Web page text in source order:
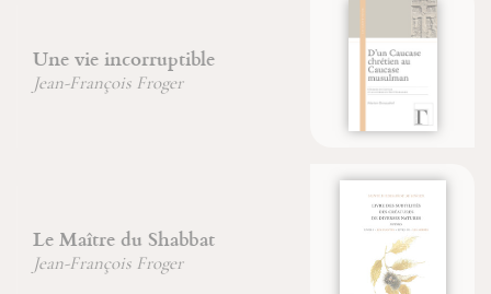
D'un Caucase chrétien au
Caucase musulman
Hildegarde de Bingen
Sainte Hildegarde de Bingen